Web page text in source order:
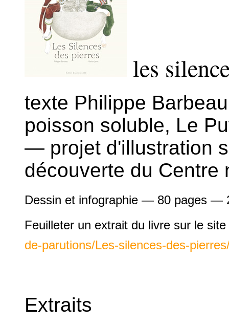
les
texte Philippe
poisson soluble, Le
— projet d'illustration
découverte du Centre
Dessin et infographie — 80 pages —
Feuilleter un extrait du livre sur le
de-parutions/Les-silences-des-
Extraits